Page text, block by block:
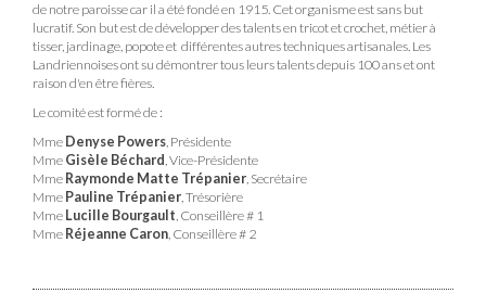
de notre paroisse car il a été fondé en 1915. Cet organisme est sans but
lucratif. Son but est de développer des talents en tricot et crochet, métier à
tisser, jardinage, popote et différentes autres techniques artisanales. Les
Landriennoises ont su démontrer tous leurs talents depuis 100 ans et ont
raison d'en être fières.
Le comité est formé de :
Mme Denyse Powers, Présidente
Mme Gisèle Béchard, Vice-Présidente
Mme Raymonde Matte Trépanier, Secrétaire
Mme Pauline Trépanier, Trésorière
Mme Lucille Bourgault, Conseillère # 1
Mme Réjeanne Caron, Conseillère # 2